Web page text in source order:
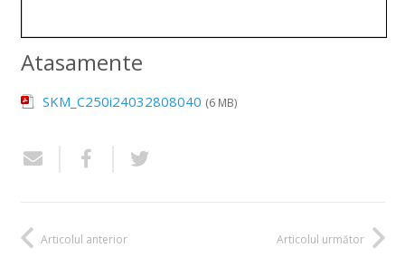
Atasamente
SKM_C250i24032808040 (6 MB)
Articolul anterior Articolul următor